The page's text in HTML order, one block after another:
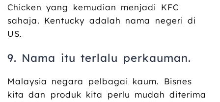
Chicken yang kemudian menjadi KFC
sahaja. Kentucky adalah nama negeri di
US.
9. Nama itu terlalu perkauman.
Malaysia negara pelbagai kaum. Bisnes
kita dan produk kita perlu mudah diterima